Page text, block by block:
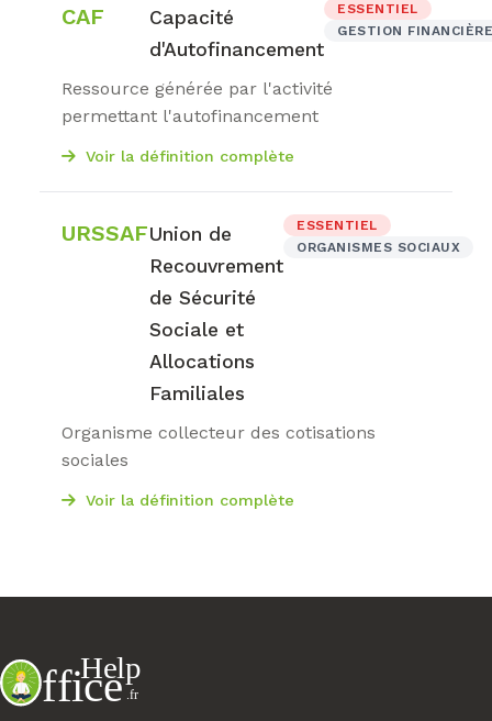
CAF
Capacité
d'Autofinancement
ESSENTIEL
GESTION FINANCIÈRE
Ressource générée par l'activité
permettant l'autofinancement
Voir la définition complète
URSSAFUnion de
Recouvrement
de Sécurité
Sociale et
Allocations
Familiales
ESSENTIEL
ORGANISMES SOCIAUX
Organisme collecteur des cotisations
sociales
Voir la définition complète